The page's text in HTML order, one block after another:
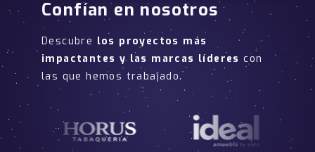
Confían en nosotros
Descubre los proyectos más
impactantes y las marcas líderes con
las que hemos trabajado.